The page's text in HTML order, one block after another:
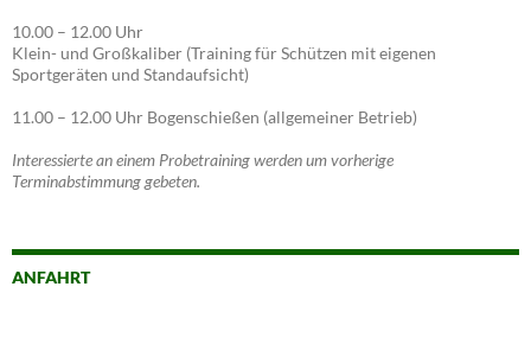
10.00 – 12.00 Uhr
Klein- und Großkaliber (Training für Schützen mit eigenen
Sportgeräten und Standaufsicht)
11.00 – 12.00 Uhr Bogenschießen (allgemeiner Betrieb)
Interessierte an einem Probetraining werden um vorherige
Terminabstimmung gebeten.
ANFAHRT